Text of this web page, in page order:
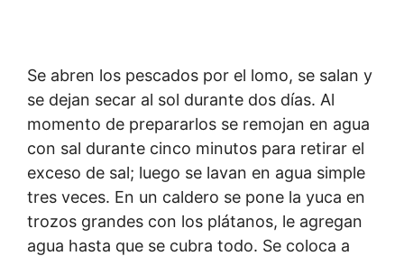
Se abren los pescados por el lomo, se salan y
se dejan secar al sol durante dos días. Al
momento de prepararlos se remojan en agua
con sal durante cinco minutos para retirar el
exceso de sal; luego se lavan en agua simple
tres veces. En un caldero se pone la yuca en
trozos grandes con los plátanos, le agregan
agua hasta que se cubra todo. Se coloca a